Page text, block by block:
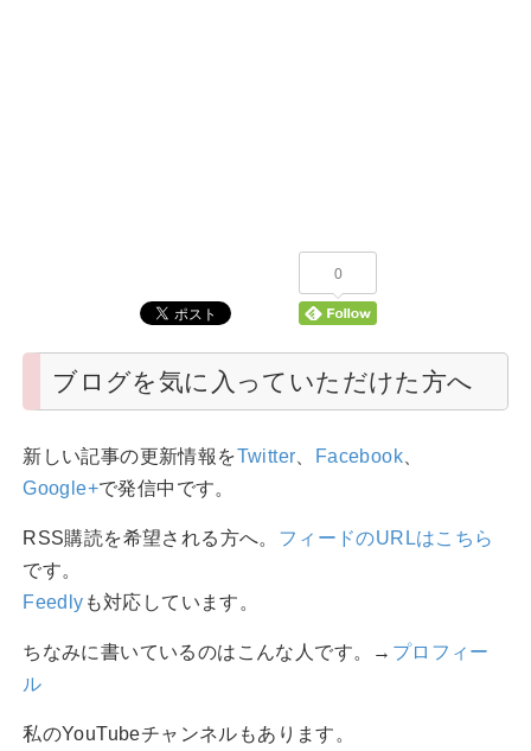
0
ブログを気に入っていただけた方へ
新しい記事の更新情報をTwitter Facebook
Google+で発信中です。
RSS購読を希望される方へ。 フィードのURLはこちら
です。
Feedly も対応しています。
ちなみに書いているのはこんな人です。→ プロフィー
ル
私のYouTubeチャンネルもあります。